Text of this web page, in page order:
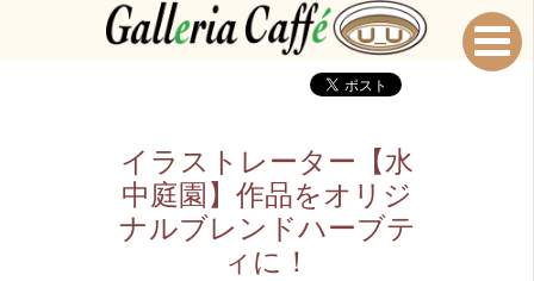
イラストレーター【水
中庭園】作品をオリジ
ナルブレンドハーブテ
ィに！